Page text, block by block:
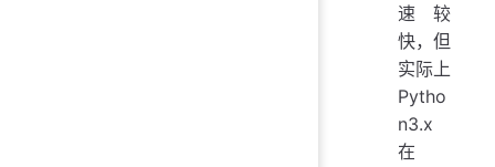
速较
快，但
实际上
Pytho
n3.x
在